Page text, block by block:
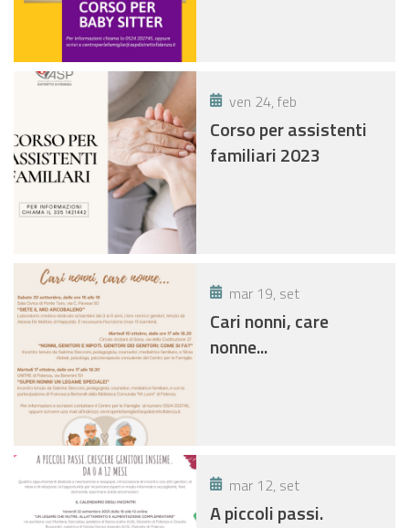
ven 24, feb
Corso per assistenti
familiari 2023
mar 19, set
Cari nonni, care
nonne...
mar 12, set
A piccoli passi.